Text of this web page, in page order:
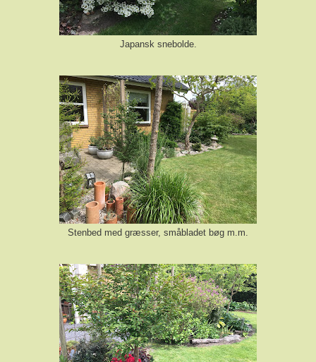
Japansk snebolde.
Stenbed med græsser, småbladet bøg m.m.